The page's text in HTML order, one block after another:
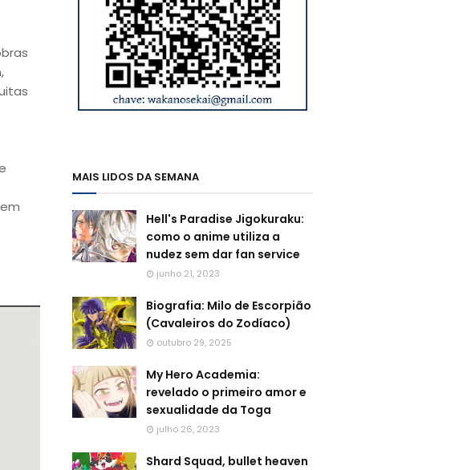
MAIS LIDOS DA SEMANA
Hell's Paradise Jigokuraku:
como o anime utiliza a
nudez sem dar fan service
junho 21, 2023
Biografia: Milo de Escorpião
(Cavaleiros do Zodíaco)
outubro 29, 2025
My Hero Academia:
revelado o primeiro amor e
sexualidade da Toga
julho 26, 2023
Shard Squad, bullet heaven